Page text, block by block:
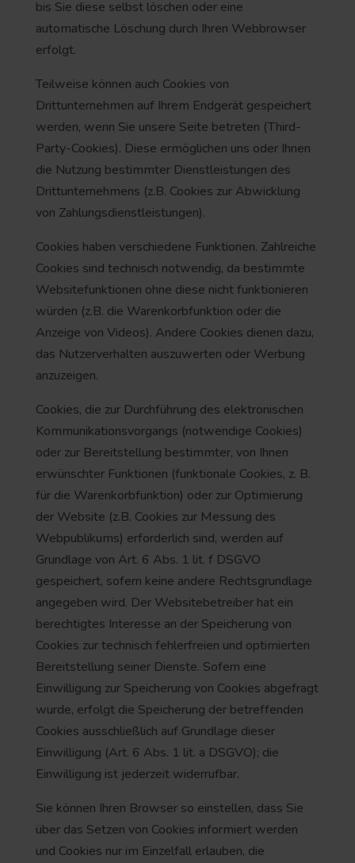
bis Sie diese selbst löschen oder eine
automatische Löschung durch Ihren Webbrowser
erfolgt.
Teilweise können auch Cookies von
Drittunternehmen auf Ihrem Endgerät gespeichert
werden, wenn Sie unsere Seite betreten (Third-
Party-Cookies). Diese ermöglichen uns oder Ihnen
die Nutzung bestimmter Dienstleistungen des
Drittunternehmens (z.B. Cookies zur Abwicklung
von Zahlungsdienstleistungen).
Cookies haben verschiedene Funktionen. Zahlreiche
Cookies sind technisch notwendig, da bestimmte
Websitefunktionen ohne diese nicht funktionieren
würden (z.B. die Warenkorbfunktion oder die
Anzeige von Videos). Andere Cookies dienen dazu,
das Nutzerverhalten auszuwerten oder Werbung
anzuzeigen.
Cookies, die zur Durchführung des elektronischen
Kommunikationsvorgangs (notwendige Cookies)
oder zur Bereitstellung bestimmter, von Ihnen
erwünschter Funktionen (funktionale Cookies, z. B.
für die Warenkorbfunktion) oder zur Optimierung
der Website (z.B. Cookies zur Messung des
Webpublikums) erforderlich sind, werden auf
Grundlage von Art. 6 Abs. 1 lit. f DSGVO
gespeichert, sofern keine andere Rechtsgrundlage
angegeben wird. Der Websitebetreiber hat ein
berechtigtes Interesse an der Speicherung von
Cookies zur technisch fehlerfreien und optimierten
Bereitstellung seiner Dienste. Sofern eine
Einwilligung zur Speicherung von Cookies abgefragt
wurde, erfolgt die Speicherung der betreffenden
Cookies ausschließlich auf Grundlage dieser
Einwilligung (Art. 6 Abs. 1 lit. a DSGVO); die
Einwilligung ist jederzeit widerrufbar.
Sie können Ihren Browser so einstellen, dass Sie
über das Setzen von Cookies informiert werden
und Cookies nur im Einzelfall erlauben, die